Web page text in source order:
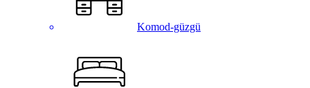
Komod-güzgü